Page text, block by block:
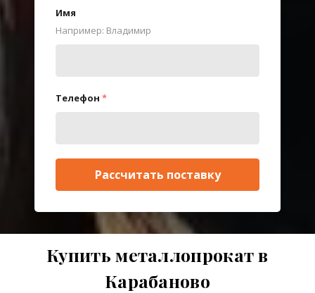
Имя
Например: Владимир
Телефон *
Рассчитать поставку
Купить металлопрокат в
Карабаново